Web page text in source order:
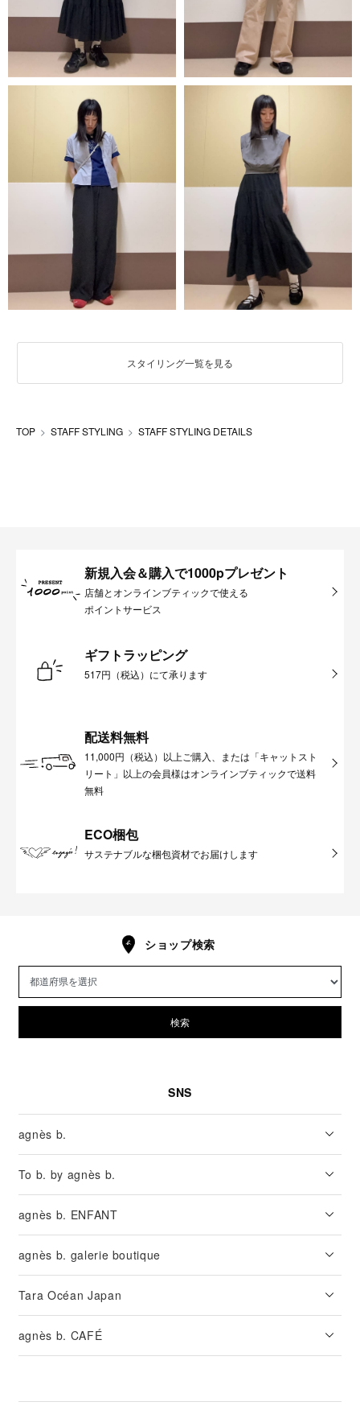
スタイリング一覧を見る
TOP STAFF STYLING STAFF STYLING DETAILS
新規入会＆購入で1000pプレゼント
店舗とオンラインブティックで使える
ポイントサービス
ギフトラッピング
517円（税込）にて承ります
配送料無料
11,000円（税込）以上ご購入、または「キャットスト
リート」以上の会員様はオンラインブティックで送料
無料
ECO梱包
サステナブルな梱包資材でお届けします
ショップ検索
検索
SNS
agnès b.
To b. by agnès b.
agnès b. ENFANT
agnès b. galerie boutique
Tara Océan Japan
agnès b. CAFÉ